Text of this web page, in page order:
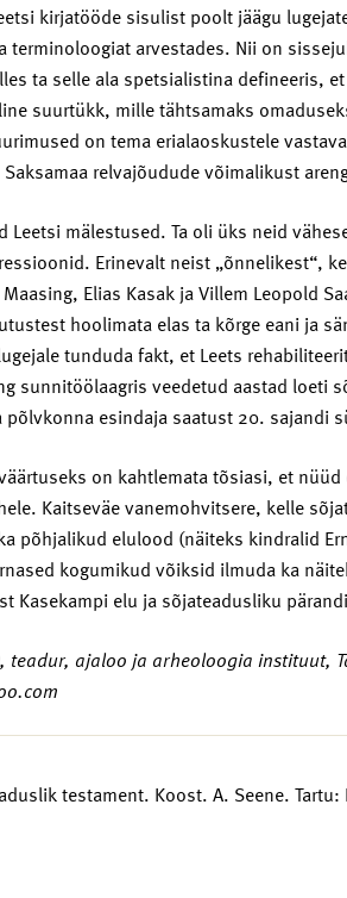
kirjatööde sisulist poolt jäägu
terminoloogiat arvestades. Nii on
ta selle ala spetsialistina defineeris,
suurtükk, mille tähtsamaks
on tema erialaoskustele
relvajõudude võimalikust
Leetsi mälestused. Ta oli üks neid
Erinevalt neist „õnnelikest“,
Elias Kasak ja Villem Leopold
hoolimata elas ta kõrge eani ja
tunduda fakt, et Leets
sunnitöölaagris veedetud aastad loeti
põlvkonna esindaja saatust 20. sajandi
on kahtlemata tõsiasi, et
Kaitseväe vanemohvitsere, kelle
põhjalikud elulood (näiteks kindralid
kogumikud võiksid ilmuda ka
Kasekampi elu ja sõjateadusliku
teadur, ajaloo ja arheoloogia instituut,
testament. Koost. A. Seene.